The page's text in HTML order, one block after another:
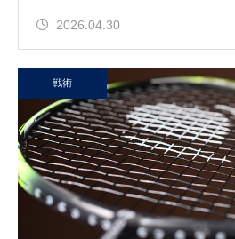
2026.04.30
戦術